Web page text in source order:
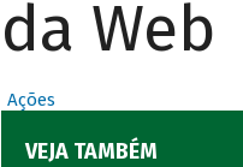
da Web
Ações
VEJA TAMBÉM